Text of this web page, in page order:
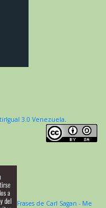
3.0 Venezuela.
Frases de Carl Sagan - Me